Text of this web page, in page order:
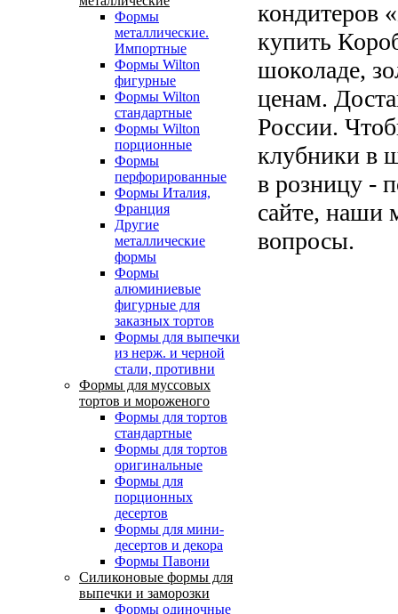
Формы
металлические.
Импортные
Формы Wilton
фигурные
Формы Wilton
стандартные
Формы Wilton
порционные
Формы
перфорированные
Формы Италия,
Франция
Другие
металлические
формы
Формы
алюминиевые
фигурные для
заказных тортов
Формы для выпечки
из нерж. и черной
стали, противни
Формы для муссовых
тортов и мороженого
Формы для тортов
стандартные
Формы для тортов
оригинальные
Формы для
порционных
десертов
Формы для мини-
десертов и декора
Формы Павони
Силиконовые формы для
выпечки и заморозки
Формы одиночные
кондитеров
купить
шоколаде,
ценам.
России.
клубники в
в розницу -
сайте, наши
вопросы.